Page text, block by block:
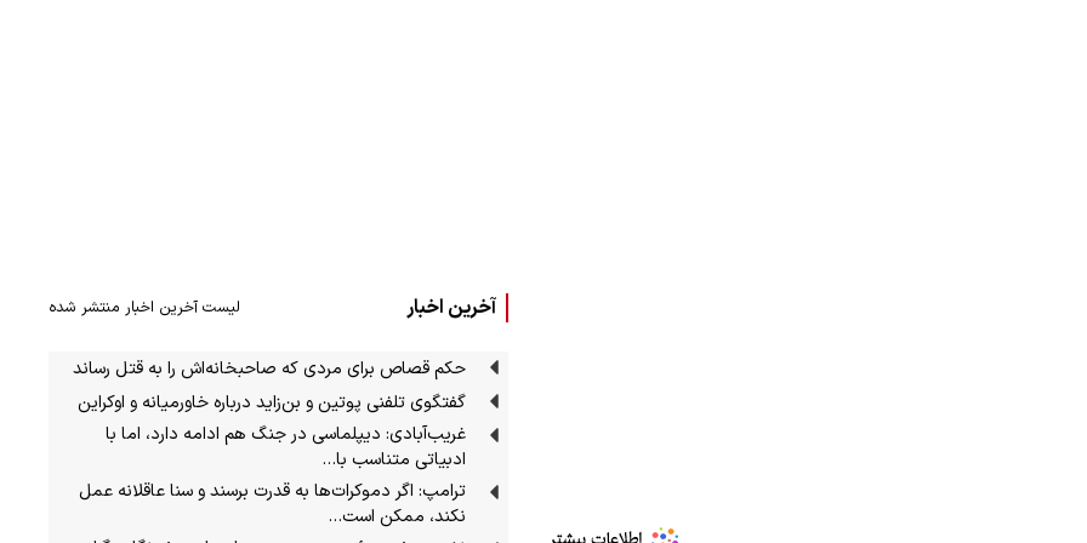
آخرین اخبار لیست آخرین اخبار منتشر شده
حکم قصاص برای مردی که صاحبخانه‌اش را به قتل رساند
گفتگوی تلفنی پوتین و بن‌زاید درباره خاورمیانه و اوکراین
غریب‌آبادی: دیپلماسی در جنگ هم ادامه دارد، اما با
ادبیاتی متناسب با…
ترامپ: اگر دموکرات‌ها به قدرت برسند و سنا عاقلانه عمل
نکند، ممکن است…